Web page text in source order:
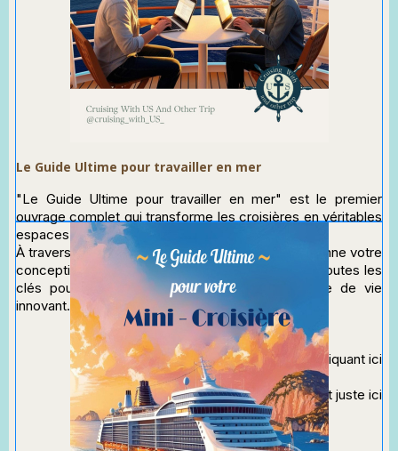
Le Guide Ultime pour travailler en mer
"Le Guide Ultime pour travailler en mer" est le premier
ouvrage complet qui transforme les croisières en véritables
espaces de travail mobiles performants.
À travers 9 chapitres détaillés, cet ebook révolutionne votre
conception du travail à distance en vous donnant toutes les
clés pour réussir votre transition vers ce mode de vie
innovant.
Commandez le sur Amazon en cliquant ici
Téléchargez un extrait gratuit encliquant juste ici